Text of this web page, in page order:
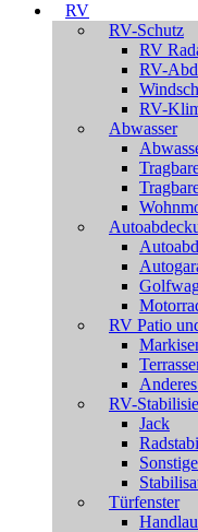
RV
RV-Schutz
RV
RV-
RV-
Abwasser
RV Patio
RV-
Jack
Türfenster